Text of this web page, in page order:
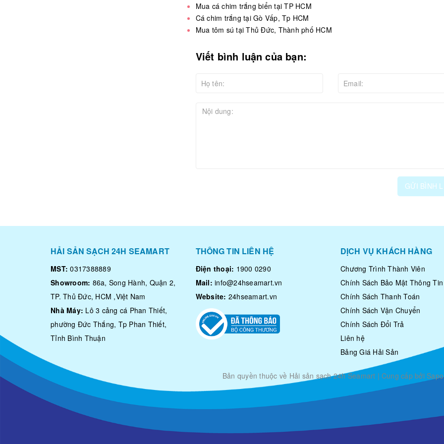
Mua cá chim trắng biển tại TP HCM
Cá chim trắng tại Gò Vấp, Tp HCM
Mua tôm sú tại Thủ Đức, Thành phố HCM
Viết bình luận của bạn:
GỬI BÌNH
HẢI SẢN SẠCH 24H SEAMART
MST: 0317388889
Showroom: 86a, Song Hành, Quận 2,
TP. Thủ Đức, HCM ,Việt Nam
Nhà Máy: Lô 3 cảng cá Phan Thiết,
phường Đức Thắng, Tp Phan Thiết,
Tỉnh Bình Thuận
THÔNG TIN LIÊN HỆ
Điện thoại: 1900 0290
Mail: info@24hseamart.vn
Website: 24hseamart.vn
DỊCH VỤ KHÁCH HÀNG
Chương Trình Thành Viên
Chính Sách Bảo Mật Thông Tin
Chính Sách Thanh Toán
Chính Sách Vận Chuyển
Chính Sách Đổi Trả
Liên hệ
Bảng Giá Hải Sản
Bản quyền thuộc về Hải sản sạch 24h Seamart | Cung cấp bởi Sapo